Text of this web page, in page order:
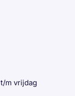
m vrijdag